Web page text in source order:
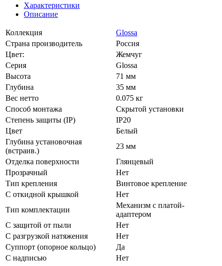
Характеристики
Описание
Коллекция
Glossa
Страна производитель
Россия
Цвет:
Жемчуг
Серия
Glossa
Высота
71 мм
Глубина
35 мм
Вес нетто
0.075 кг
Способ монтажа
Скрытой установки
Степень защиты (IP)
IP20
Цвет
Белый
Глубина установочная
(встраив.)
23 мм
Отделка поверхности
Глянцевый
Прозрачный
Нет
Тип крепления
Винтовое крепление
С откидной крышкой
Нет
Тип комплектации
Механизм с платой-
адаптером
С защитой от пыли
Нет
С разгрузкой натяжения
Нет
Суппорт (опорное кольцо)
Да
С надписью
Нет